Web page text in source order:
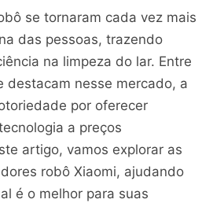
se tornaram cada vez mais
das pessoas, trazendo
na limpeza do lar. Entre
destacam nesse mercado, a
por oferecer
a preços
artigo, vamos explorar as
robô Xiaomi, ajudando
é o melhor para suas